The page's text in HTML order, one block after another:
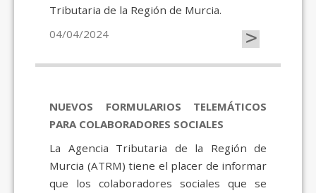
Tributaria de la Región de Murcia.
04/04/2024
>
NUEVOS FORMULARIOS TELEMÁTICOS
PARA COLABORADORES SOCIALES
La Agencia Tributaria de la Región de
Murcia (ATRM) tiene el placer de informar
que los colaboradores sociales que se